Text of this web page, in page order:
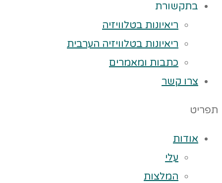
בתקשורת
ריאיונות בטלוויזיה
ריאיונות בטלוויזיה הערבית
כתבות ומאמרים
צרו קשר
תפריט
אודות
עלי
המלצות